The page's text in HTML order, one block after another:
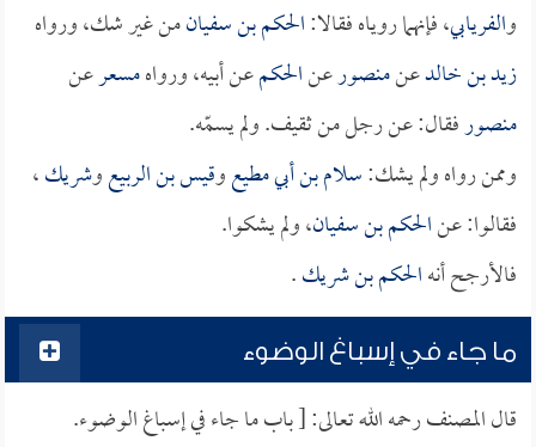
والفريابي، فإنهما روياه فقالا:الحكم بن سفيانمن غير شك، ورواه
زيد بن خالدعنمنصورعنالحكمعن أبيه، ورواهمسعرعن
منصورفقال: عن رجل من ثقيف. ولم يسمّه.
وممن رواه ولم يشك:سلام بن أبي مطيعوقيس بن الربيعوشريك،
فقالوا: عنالحكم بن سفيان، ولم يشكوا.
فالأرجح أنهالحكم بن شريك.
ما جاء في إسباغ الوضوء
قال المصنف رحمه الله تعالى: [ باب ما جاء في إسباغ الوضوء.